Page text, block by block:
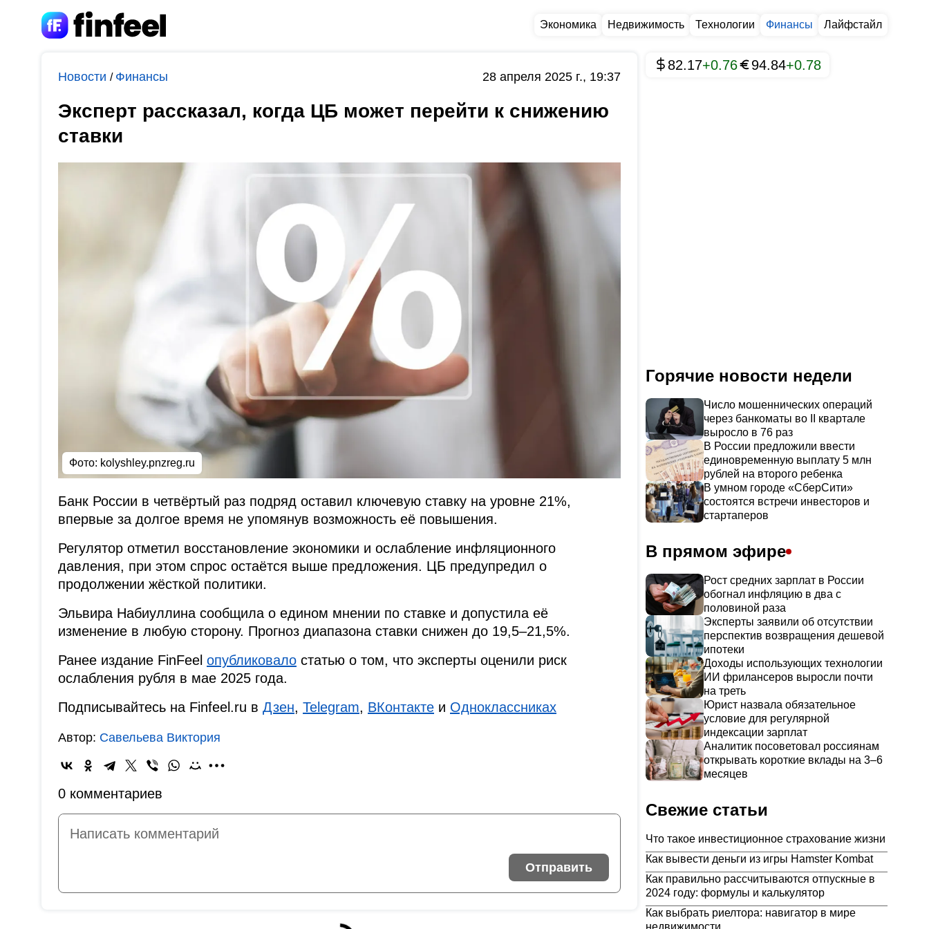
Экономика Недвижимость Технологии Финансы Лайфстайл
Новости / Финансы 28 апреля 2025 г., 19:37
Эксперт рассказал, когда ЦБ может перейти к снижению
ставки
Фото: kolyshley.pnzreg.ru
Банк России в четвёртый раз подряд оставил ключевую ставку на уровне 21%,
впервые за долгое время не упомянув возможность её повышения.
Регулятор отметил восстановление экономики и ослабление инфляционного
давления, при этом спрос остаётся выше предложения. ЦБ предупредил о
продолжении жёсткой политики.
Эльвира Набиуллина сообщила о едином мнении по ставке и допустила её
изменение в любую сторону. Прогноз диапазона ставки снижен до 19,5–21,5%.
Ранее издание FinFeel опубликовало статью о том, что эксперты оценили риск
ослабления рубля в мае 2025 года.
Подписывайтесь на Finfeel.ru в Дзен, Telegram, ВКонтакте и Одноклассниках
Автор: Савельева Виктория
0 комментариев
Отправить
82.17+0.76 94.84+0.78
Горячие новости недели
Число мошеннических операций
через банкоматы во II квартале
выросло в 76 раз
В России предложили ввести
единовременную выплату 5 млн
рублей на второго ребенка
В умном городе «СберСити»
состоятся встречи инвесторов и
стартаперов
В прямом эфире
Рост средних зарплат в России
обогнал инфляцию в два с
половиной раза
Эксперты заявили об отсутствии
перспектив возвращения дешевой
ипотеки
Доходы использующих технологии
ИИ фрилансеров выросли почти
на треть
Юрист назвала обязательное
условие для регулярной
индексации зарплат
Аналитик посоветовал россиянам
открывать короткие вклады на 3–6
месяцев
Свежие статьи
Что такое инвестиционное страхование жизни
Как вывести деньги из игры Hamster Kombat
Как правильно рассчитываются отпускные в
2024 году: формулы и калькулятор
Как выбрать риелтора: навигатор в мире
недвижимости